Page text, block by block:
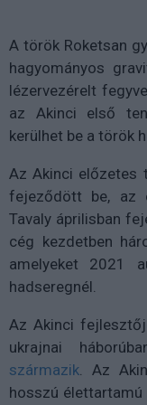
A török Roketsan
hagyományos
lézervezérelt
az Akinci első
kerülhet be a török
Az Akinci előzetes
fejeződött be, az
Tavaly áprilisban
cég kezdetben
amelyeket 2021
hadseregnél.
Az Akinci
ukrajnai
származik. Az
hosszú élettartamú